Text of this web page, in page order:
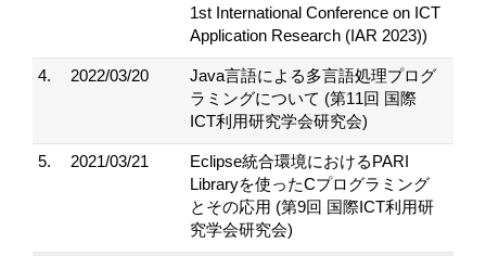
1st International Conference on ICT
Application Research (IAR 2023))
4. 2022/03/20
Java言語による多言語処理プログ
ラミングについて (第11回 国際
ICT利用研究学会研究会)
5. 2021/03/21
Eclipse統合環境におけるPARI
Libraryを使ったCプログラミング
とその応用 (第9回 国際ICT利用研
究学会研究会)